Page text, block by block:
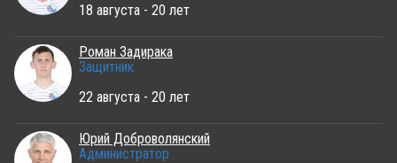
18 августа - 20 лет
Роман Задирака
Защитник
22 августа - 20 лет
Юрий Доброволянский
Администратор